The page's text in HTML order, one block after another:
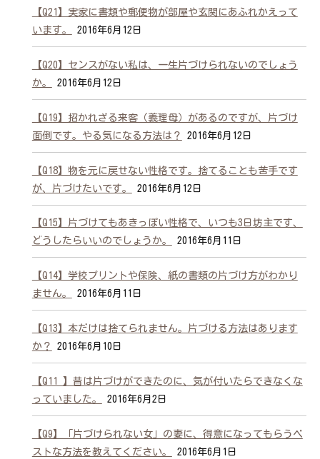
【Q21】実家に書類や郵便物が部屋や玄関にあふれかえって
います。
2016年6月12日
【Q20】センスがない私は、一生片づけられないのでしょう
か。
2016年6月12日
【Q19】招かれざる来客（義理母）があるのですが、片づけ
面倒です。やる気になる方法は？
2016年6月12日
【Q18】物を元に戻せない性格です。捨てることも苦手です
が、片づけたいです。
2016年6月12日
【Q15】片づけてもあきっぽい性格で、いつも3日坊主です、
どうしたらいいのでしょうか。
2016年6月11日
【Q14】学校プリントや保険、紙の書類の片づけ方がわかり
ません。
2016年6月11日
【Q13】本だけは捨てられません。片づける方法はあります
か？
2016年6月10日
【Q11 】昔は片づけができたのに、気が付いたらできなくな
っていました。
2016年6月2日
【Q9】「片づけられない女」の妻に、得意になってもらうベ
ストな方法を教えてください。
2016年6月1日